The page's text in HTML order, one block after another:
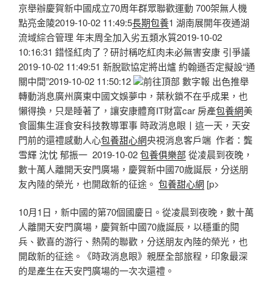
京舉辦慶賀新中國成立70周年群眾聯歡運動 700架無人機
點亮金陵2019-10-02 11:49:5長期包養1 湖南展開年夜通湖
流域綜合管理 年末周全加入劣五類水質2019-10-02
10:16:31 錯怪紅肉了？研討稱吃紅肉未必無害安康 引爭議
2019-10-02 11:49:51 新脫歐協定將出爐 約翰遜否定擬設“通
關中間”2019-10-02 11:50:12
前往頂部 數字報 出色推舉
轉動消息廣州廣東中國文娛夢中，葉秋鎖不在乎成果，也
懶得換，只是睡著了，讓安康體育IT財富car 房產包養網美
食圖集生涯食安科技教導軍事 時政消息眼丨這一天，天安
門前的還禮感動人心包養甜心網央視消息客戶端 作者：龔
雪輝 沈忱 郁振一 2019-10-02包養俱樂部 從凌晨到夜晚，
數十萬人離開天安門廣場，慶賀新中國70歲誕辰，分送朋
友內陸的榮光，也開啟新的征途。 包養甜心網 [p>
10月1日，新中國的第70個國慶日。從凌晨到夜晚，數十萬
人離開天安門廣場，慶賀新中國70歲誕辰，以穩重的閱
兵、歡喜的游行、熱鬧的聯歡，分送朋友內陸的榮光，也
開啟新的征途。《時政消息眼》親歷全部旅程，印象最深
的是產生在天安門廣場的一次次還禮。